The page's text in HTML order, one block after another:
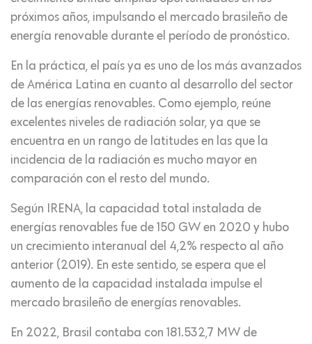
próximos años, impulsando el mercado brasileño de
energía renovable durante el período de pronóstico.
En la práctica, el país ya es uno de los más avanzados
de América Latina en cuanto al desarrollo del sector
de las energías renovables. Como ejemplo, reúne
excelentes niveles de radiación solar, ya que se
encuentra en un rango de latitudes en las que la
incidencia de la radiación es mucho mayor en
comparación con el resto del mundo.
Según IRENA, la capacidad total instalada de
energías renovables fue de 150 GW en 2020 y hubo
un crecimiento interanual del 4,2% respecto al año
anterior (2019). En este sentido, se espera que el
aumento de la capacidad instalada impulse el
mercado brasileño de energías renovables.
En 2022, Brasil contaba con 181.532,7 MW de